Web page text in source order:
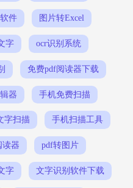
件 图片转Excel
字 ocr识别系统
免费pdf阅读器下载
器 手机免费扫描
字扫描 手机扫描工具
读器 pdf转图片
字 文字识别软件下载